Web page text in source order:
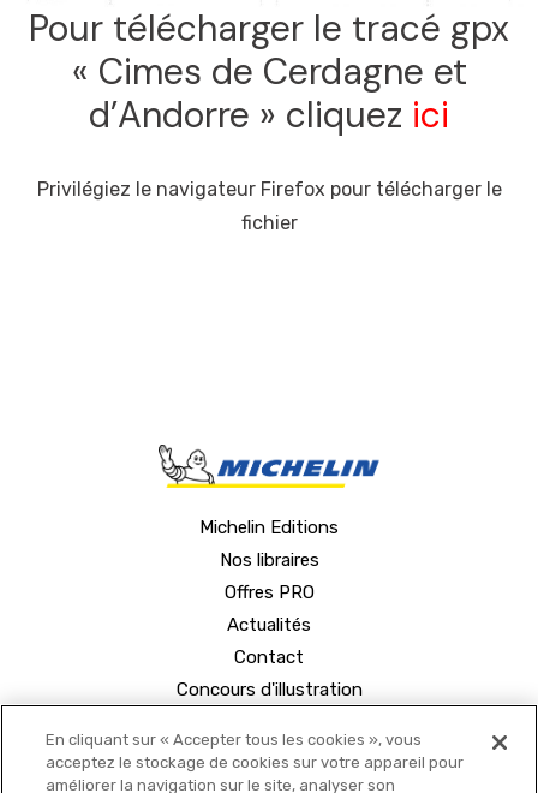
Pour télécharger le tracé gpx
« Cimes de Cerdagne et
d’Andorre » cliquez ici
Privilégiez le navigateur Firefox pour télécharger le
fichier
Michelin Editions
Nos libraires
Offres PRO
Actualités
Contact
Concours d'illustration
En cliquant sur « Accepter tous les cookies », vous
acceptez le stockage de cookies sur votre appareil pour
améliorer la navigation sur le site, analyser son